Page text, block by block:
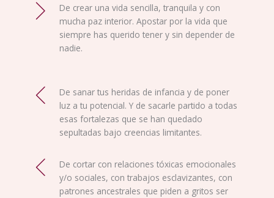
De crear una vida sencilla, tranquila y con
mucha paz interior. Apostar por la vida que
siempre has querido tener y sin depender de
nadie.
De sanar tus heridas de infancia y de poner
luz a tu potencial. Y de sacarle partido a todas
esas fortalezas que se han quedado
sepultadas bajo creencias limitantes.
De cortar con relaciones tóxicas emocionales
y/o sociales, con trabajos esclavizantes, con
patrones ancestrales que piden a gritos ser